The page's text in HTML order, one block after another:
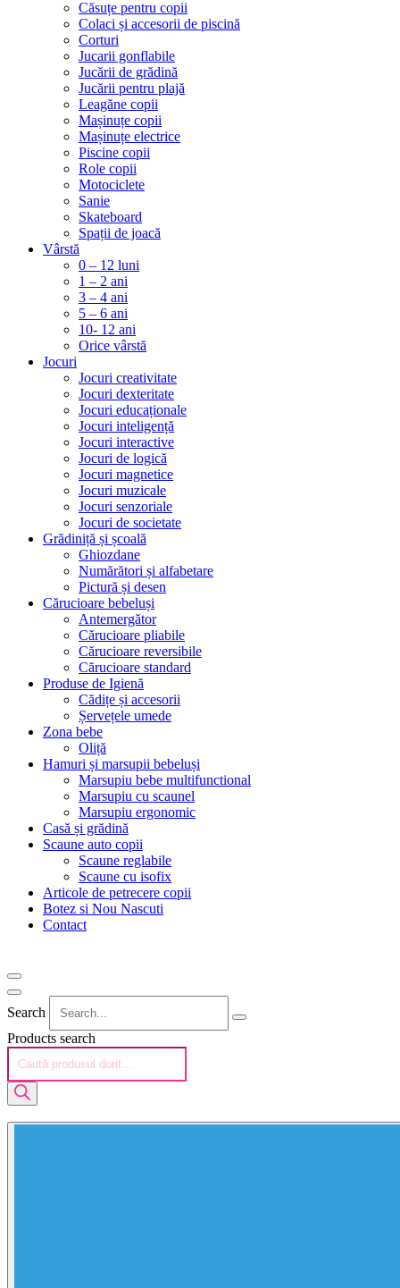
Căsuțe pentru copii
Colaci și accesorii de piscină
Corturi
Jucarii gonflabile
Jucării de grădină
Jucării pentru plajă
Leagăne copii
Mașinuțe copii
Mașinuțe electrice
Piscine copii
Role copii
Motociclete
Sanie
Skateboard
Spații de joacă
Vârstă
0 – 12 luni
1 – 2 ani
3 – 4 ani
5 – 6 ani
10- 12 ani
Orice vârstă
Jocuri
Jocuri creativitate
Jocuri dexteritate
Jocuri educaționale
Jocuri inteligență
Jocuri interactive
Jocuri de logică
Jocuri magnetice
Jocuri muzicale
Jocuri senzoriale
Jocuri de societate
Grădiniță și școală
Ghiozdane
Numărători și alfabetare
Pictură și desen
Cărucioare bebeluși
Antemergător
Cărucioare pliabile
Cărucioare reversibile
Cărucioare standard
Produse de Igienă
Cădițe și accesorii
Șervețele umede
Zona bebe
Oliță
Hamuri și marsupii bebeluși
Marsupiu bebe multifunctional
Marsupiu cu scaunel
Marsupiu ergonomic
Casă și grădină
Scaune auto copii
Scaune reglabile
Scaune cu isofix
Articole de petrecere copii
Botez si Nou Nascuti
Contact
Search
Products search